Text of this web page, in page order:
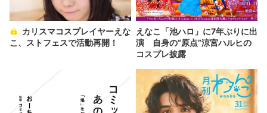
こ、ストフェスで活動再開！
えなこ「池ハロ」に7年ぶりに出
演 自身の“原点”涼宮ハルヒの
コスプレ披露